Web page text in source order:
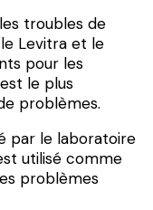
troubles de
Levitra et le
pour les
le plus
problèmes.
par le laboratoire
utilisé comme
problèmes